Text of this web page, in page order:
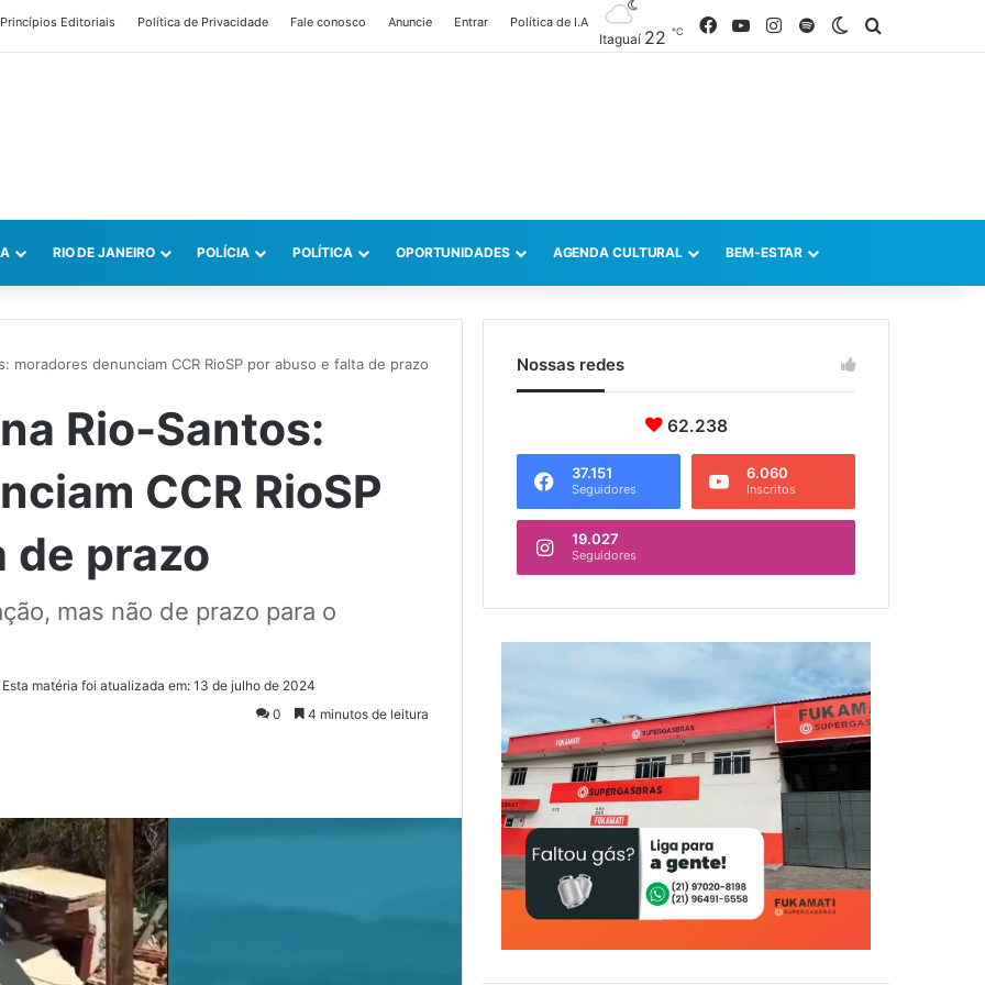
Princípios Editoriais Política de Privacidade Fale conosco Anuncie Entrar Política de I.A
Itaguaí 22 ℃ FacebookYouTubeInstagram
SpotifySwitch skin
RIO DE JANEIRO POLÍCIA POLÍTICA OPORTUNIDADES AGENDA CULTURAL BEM-ESTAR
moradores denunciam CCR RioSP por abuso e falta de prazo
Rio-Santos:
CCR RioSP
de prazo
mas não de prazo para o
Esta matéria foi atualizada em: 13 de julho de 2024
0
4 minutos de leitura
Nossas redes
62.238
37.151
Seguidores
6.060
Inscritos
19.027
Seguidores